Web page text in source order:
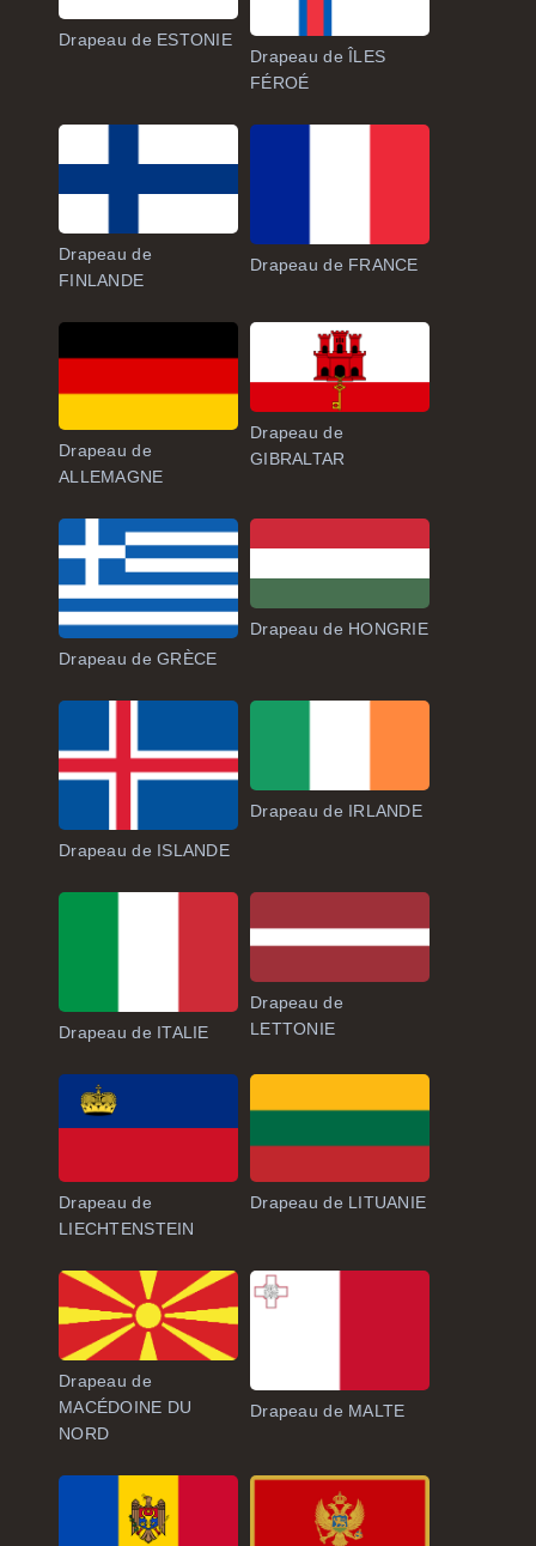
Drapeau de ESTONIE
Drapeau de ÎLES
FÉROÉ
Drapeau de
FINLANDE
Drapeau de FRANCE
Drapeau de
ALLEMAGNE
Drapeau de
GIBRALTAR
Drapeau de GRÈCE
Drapeau de HONGRIE
Drapeau de ISLANDE
Drapeau de IRLANDE
Drapeau de ITALIE
Drapeau de
LETTONIE
Drapeau de
LIECHTENSTEIN
Drapeau de LITUANIE
Drapeau de
MACÉDOINE DU
NORD
Drapeau de MALTE